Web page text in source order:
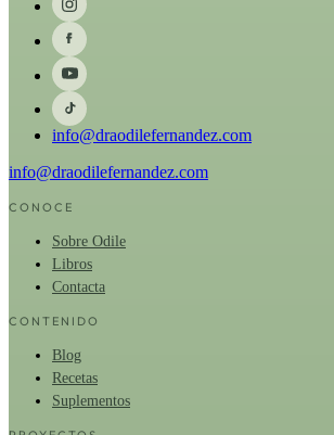
info@draodilefernandez.com
info@draodilefernandez.com
CONOCE
Sobre Odile
Libros
Contacta
CONTENIDO
Blog
Recetas
Suplementos